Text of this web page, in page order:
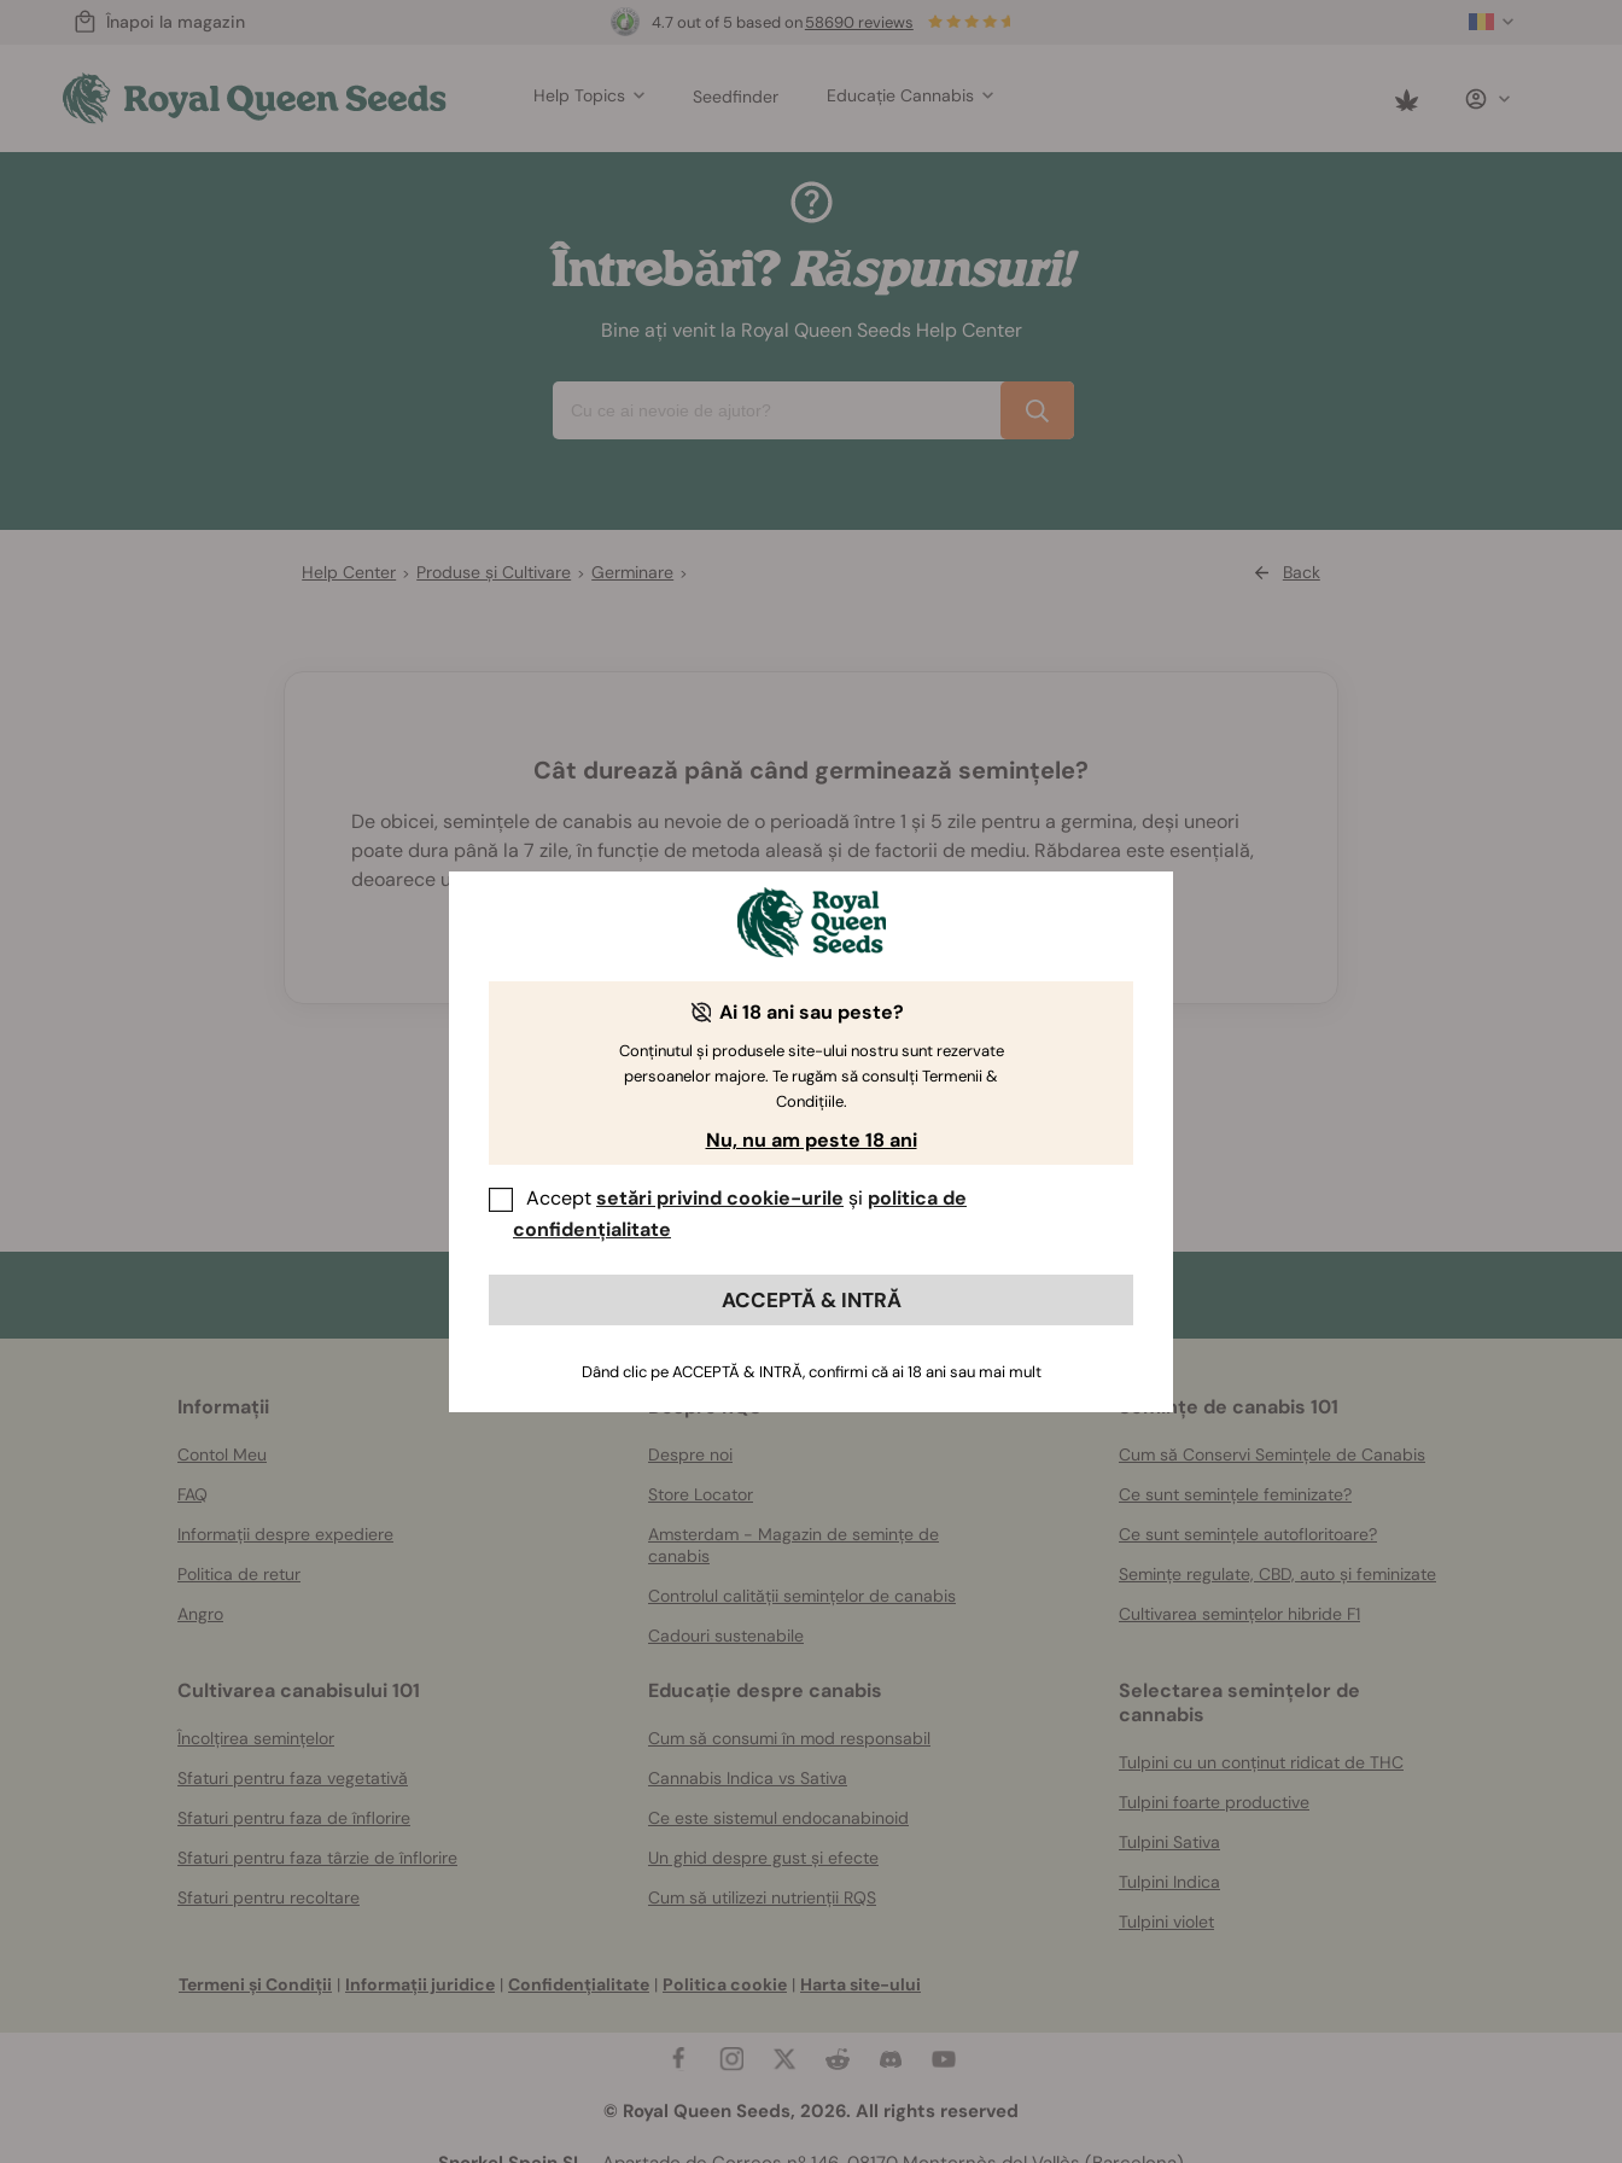
Înapoi la magazin 4.7 out of 5 based on58690 reviews
Help Topics Seedfinder Educație Cannabis
Întrebări? Răspunsuri!
Bine ați venit la Royal Queen Seeds Help Center
Help Center > Produse și Cultivare > Germinare > Back
Cât durează până când germinează semințele?
De obicei, semințele de canabis au nevoie de o perioadă între 1 și 5 zile pentru a germina, deși uneori
poate dura până la 7 zile, în funcție de metoda aleasă și de factorii de mediu. Răbdarea este esențială,
deoarece unele semințe necesită puțin mai mult timp pentru a începe să crească.
Dacă aveți întrebări suplimentare
Informații
Contol Meu
FAQ
Informații despre expediere
Politica de retur
Angro
Despre RQS
Despre noi
Store Locator
Amsterdam - Magazin de semințe de
canabis
Controlul calității semințelor de canabis
Cadouri sustenabile
Semințe de canabis 101
Cum să Conservi Semințele de Canabis
Ce sunt semințele feminizate?
Ce sunt semințele autofloritoare?
Semințe regulate, CBD, auto și feminizate
Cultivarea semințelor hibride F1
Cultivarea canabisului 101
Încolțirea semințelor
Sfaturi pentru faza vegetativă
Sfaturi pentru faza de înflorire
Sfaturi pentru faza târzie de înflorire
Sfaturi pentru recoltare
Educație despre canabis
Cum să consumi în mod responsabil
Cannabis Indica vs Sativa
Ce este sistemul endocanabinoid
Un ghid despre gust și efecte
Cum să utilizezi nutrienții RQS
Selectarea semințelor de
cannabis
Tulpini cu un conținut ridicat de THC
Tulpini foarte productive
Tulpini Sativa
Tulpini Indica
Tulpini violet
Termeni și Condiții | Informații juridice | Confidențialitate | Politica cookie | Harta site-ului
© Royal Queen Seeds, 2026. All rights reserved
Ai 18 ani sau peste?
Conținutul și produsele site-ului nostru sunt rezervate
persoanelor majore. Te rugăm să consulți Termenii &
Condițiile.
Nu, nu am peste 18 ani
Acceptsetări privind cookie-urile și politica de
confidențialitate
ACCEPTĂ & INTRĂ
Dând clic pe ACCEPTĂ & INTRĂ, confirmi că ai 18 ani sau mai mult